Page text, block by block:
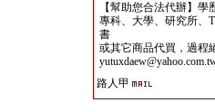
【幫助您合法代辦】
專科、大學、研究所、
書
或其它商品代買，過程
路人甲